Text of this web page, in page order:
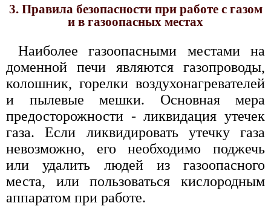
3. Правила безопасности при работе с газом
и в газоопасных местах
Наиболее газоопасными местами на
доменной печи являются газопроводы,
колошник, горелки воздухонагревателей
и пылевые мешки. Основная мера
предосторожности - ликвидация утечек
газа. Если ликвидировать утечку газа
невозможно, его необходимо поджечь
или удалить людей из газоопасного
места, или пользоваться кислородным
аппаратом при работе.